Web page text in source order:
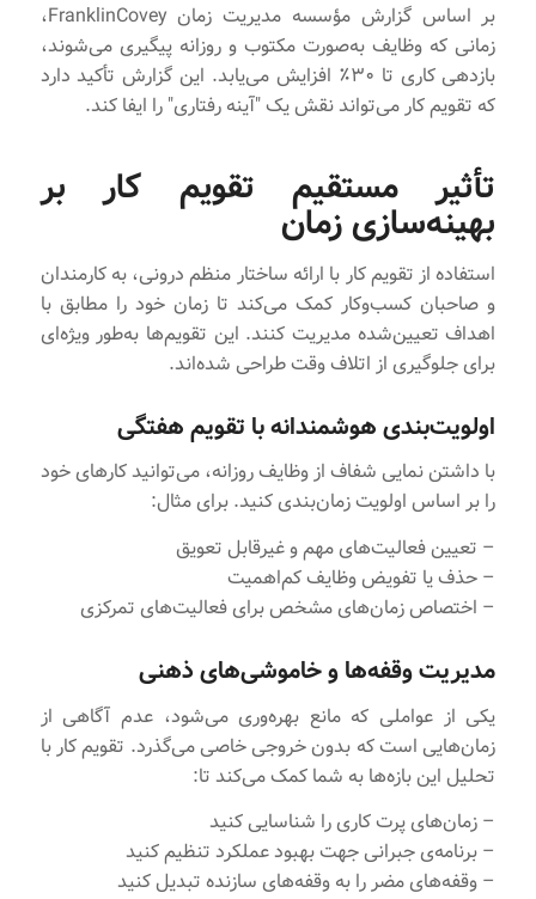
بر اساس گزارش مؤسسه مدیریت زمان FranklinCovey،
زمانی که وظایف به‌صورت مکتوب و روزانه پیگیری می‌شوند،
بازدهی کاری تا ۳۰٪ افزایش می‌یابد. این گزارش تأکید دارد
که تقویم کار می‌تواند نقش یک "آینه رفتاری" را ایفا کند.
تأثیر مستقیم تقویم کار بر
بهینه‌سازی زمان
استفاده از تقویم کار با ارائه ساختار منظم درونی، به کارمندان
و صاحبان کسب‌و‌کار کمک می‌کند تا زمان خود را مطابق با
اهداف تعیین‌شده مدیریت کنند. این تقویم‌ها به‌طور ویژه‌ای
برای جلوگیری از اتلاف وقت طراحی شده‌اند.
اولویت‌بندی هوشمندانه با تقویم هفتگی
با داشتن نمایی شفاف از وظایف روزانه، می‌توانید کارهای خود
را بر اساس اولویت زمان‌بندی کنید. برای مثال:
– تعیین فعالیت‌های مهم و غیرقابل تعویق
– حذف یا تفویض وظایف کم‌اهمیت
– اختصاص زمان‌های مشخص برای فعالیت‌های تمرکزی
مدیریت وقفه‌ها و خاموشی‌های ذهنی
یکی از عواملی که مانع بهره‌وری می‌شود، عدم آگاهی از
زمان‌هایی است که بدون خروجی خاصی می‌گذرد. تقویم کار با
تحلیل این بازه‌ها به شما کمک می‌کند تا:
– زمان‌های پرت کاری را شناسایی کنید
– برنامه‌ی جبرانی جهت بهبود عملکرد تنظیم کنید
– وقفه‌های مضر را به وقفه‌های سازنده تبدیل کنید